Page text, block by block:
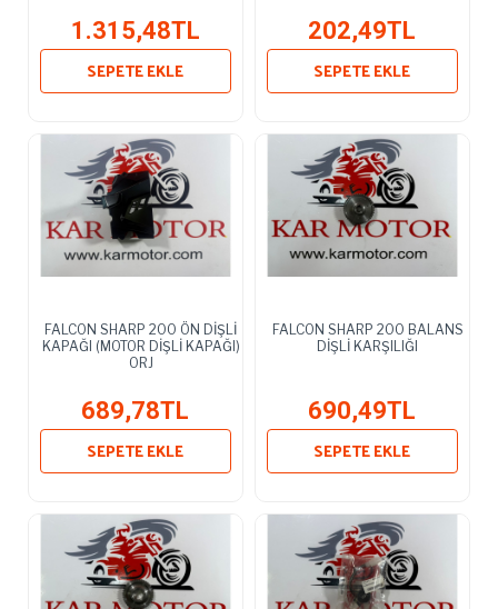
1.315,48TL
SEPETE EKLE
202,49TL
SEPETE EKLE
FALCON SHARP 200 ÖN DİŞLİ
KAPAĞI (MOTOR DİŞLİ KAPAĞI)
ORJ
689,78TL
SEPETE EKLE
FALCON SHARP 200 BALANS
DİŞLİ KARŞILIĞI
690,49TL
SEPETE EKLE